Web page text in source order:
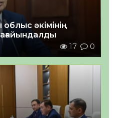
әкімінің
17 0